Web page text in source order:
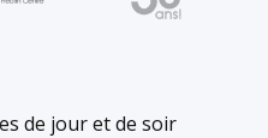
de jour et de soir